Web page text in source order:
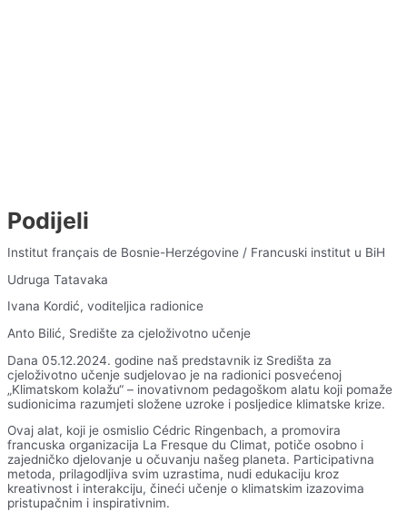
Podijeli
Institut français de Bosnie-Herzégovine / Francuski institut u BiH
Udruga Tatavaka
Ivana Kordić, voditeljica radionice
Anto Bilić, Središte za cjeloživotno učenje
Dana 05.12.2024. godine naš predstavnik iz Središta za
cjeloživotno učenje sudjelovao je na radionici posvećenoj
„Klimatskom kolažu“ – inovativnom pedagoškom alatu koji pomaže
sudionicima razumjeti složene uzroke i posljedice klimatske krize.
Ovaj alat, koji je osmislio Cédric Ringenbach, a promovira
francuska organizacija La Fresque du Climat, potiče osobno i
zajedničko djelovanje u očuvanju našeg planeta. Participativna
metoda, prilagodljiva svim uzrastima, nudi edukaciju kroz
kreativnost i interakciju, čineći učenje o klimatskim izazovima
pristupačnim i inspirativnim.